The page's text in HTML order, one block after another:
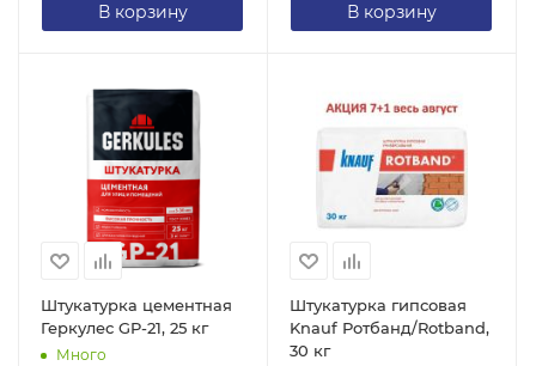
В корзину В корзину
Штукатурка цементная
Геркулес GP-21, 25 кг
Много
Штукатурка гипсовая
Knauf Ротбанд/Rotband,
30 кг